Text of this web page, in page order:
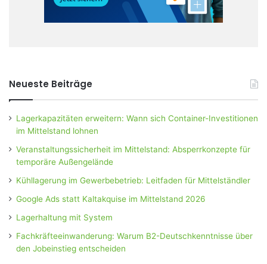
Neueste Beiträge
Lagerkapazitäten erweitern: Wann sich Container-Investitionen
im Mittelstand lohnen
Veranstaltungssicherheit im Mittelstand: Absperrkonzepte für
temporäre Außengelände
Kühllagerung im Gewerbebetrieb: Leitfaden für Mittelständler
Google Ads statt Kaltakquise im Mittelstand 2026
Lagerhaltung mit System
Fachkräfteeinwanderung: Warum B2-Deutschkenntnisse über
den Jobeinstieg entscheiden